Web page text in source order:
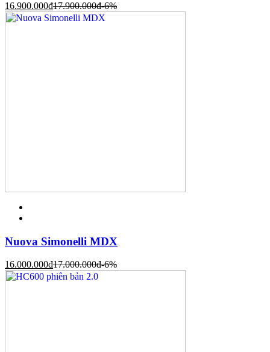
16.900.000đ17.900.000đ-6%
Nuova Simonelli MDX
16.000.000đ17.000.000đ-6%